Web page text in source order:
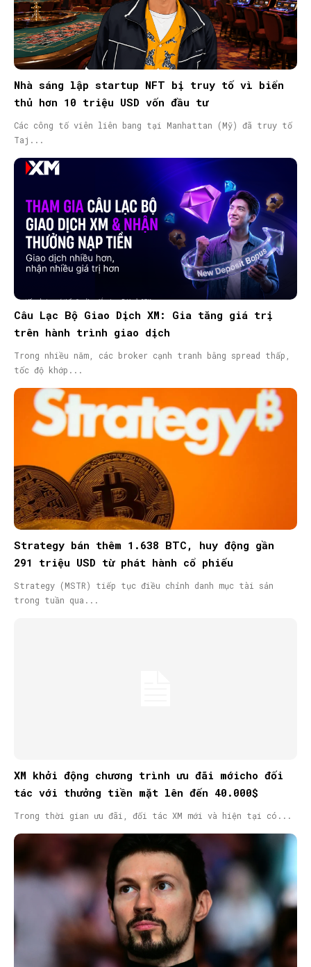
Nhà sáng lập startup NFT bị truy tố vì biển
thủ hơn 10 triệu USD vốn đầu tư
Các công tố viên liên bang tại Manhattan (Mỹ) đã truy tố
Taj...
Câu Lạc Bộ Giao Dịch XM: Gia tăng giá trị
trên hành trình giao dịch
Trong nhiều năm, các broker cạnh tranh bằng spread thấp,
tốc độ khớp...
Strategy bán thêm 1.638 BTC, huy động gần
291 triệu USD từ phát hành cổ phiếu
Strategy (MSTR) tiếp tục điều chỉnh danh mục tài sản
trong tuần qua...
XM khởi động chương trình ưu đãi mớicho đối
tác với thưởng tiền mặt lên đến 40.000$
Trong thời gian ưu đãi, đối tác XM mới và hiện tại có...